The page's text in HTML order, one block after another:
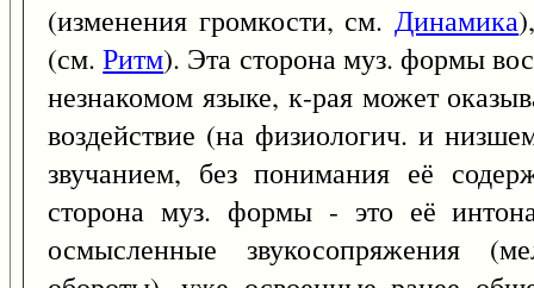
(изменения громкости, см.Динамика
(см.Ритм). Эта сторона муз. формы
незнакомом языке, к-рая может
воздействие (на физиологич. и
звучанием, без понимания её
сторона муз. формы - это её
осмысленные звукосопряжения